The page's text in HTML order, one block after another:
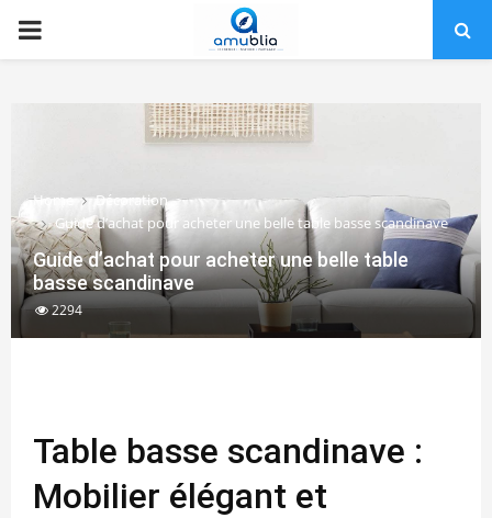
PRIMARY
Home
Décoration
Guide d’achat pour acheter une belle table basse scandinave
Guide d’achat pour acheter une belle table
basse scandinave
2294
Table basse scandinave :
Mobilier élégant et